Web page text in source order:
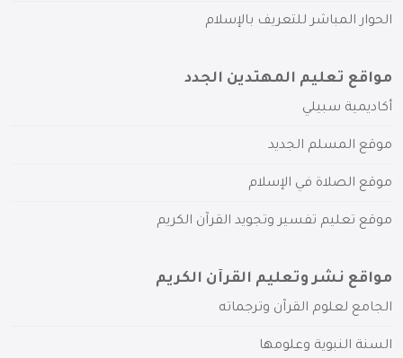
الحوار المباشر للتعريف بالإسلام
مواقع تعليم المهتدين الجدد
أكاديمية سبيلي
موقع المسلم الجديد
موقع الصلاة في الإسلام
موقع تعليم تفسير وتجويد القرآن الكريم
مواقع نشر وتعليم القرآن الكريم
الجامع لعلوم القرآن وترجماته
السنة النبوية وعلومها